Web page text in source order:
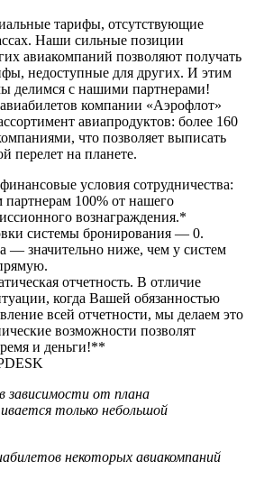
тарифы, отсутствующие
Наши сильные позиции
авиакомпаний позволяют получать
недоступные для других. И этим
делимся с нашими партнерами!
компании «Аэрофлот»
авиапродуктов: более 160
что позволяет выписать
перелет на планете.
условия сотрудничества:
партнерам 100% от нашего
вознаграждения.*
системы бронирования — 0.
— значительно ниже, чем у систем
отчетность. В отличие
когда Вашей обязанностью
всей отчетности, мы делаем это
возможности позволят
и деньги!**
зависимости от плана
только небольшой
некоторых авиакомпаний